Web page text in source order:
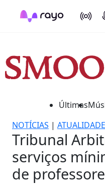
On Air
Últimas
NOTÍCIAS | ATUALIDADE
Tribunal
serviços
de